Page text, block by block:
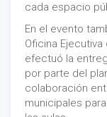
cada espacio
En el evento
Oficina
efectuó la
por parte del
colaboración
municipales